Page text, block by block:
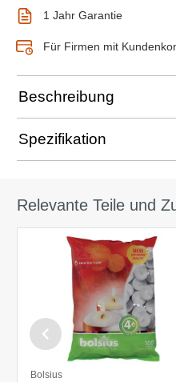
1 Jahr Garantie
Für Firmen mit
Beschreibung
Spezifikation
Relevante Teile und
Bolsius